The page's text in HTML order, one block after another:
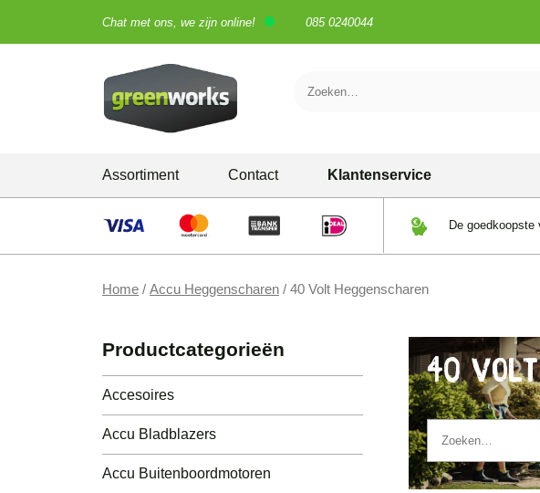
Chat met ons, we zijn online! 085 0240044
content
Assortiment
Grastrimmers
Grasmaaiers
Heggenscharen
Kettingzagen
Contact Klantenservice
De goedkoopste
Home / Accu Heggenscharen / 40 Volt Heggenscharen
40 Volt
Productcategorieën
Accesoires
Accu Bladblazers
Accu Buitenboordmotoren